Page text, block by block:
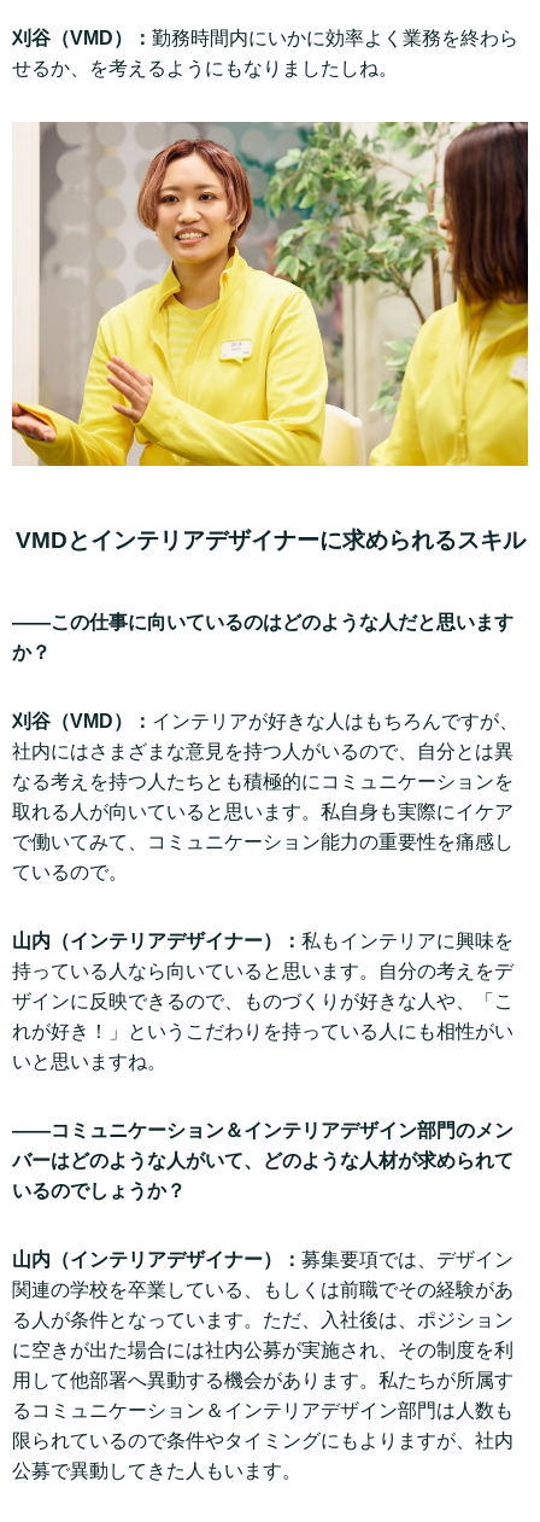
刈谷（VMD）： 勤務時間内にいかに効率よく業務を終わら
せるか、を考えるようにもなりましたしね。
VMDとインテリアデザイナーに求められるスキル
——この仕事に向いているのはどのような人だと思います
か？
刈谷（VMD）： インテリアが好きな人はもちろんですが、
社内にはさまざまな意見を持つ人がいるので、自分とは異
なる考えを持つ人たちとも積極的にコミュニケーションを
取れる人が向いていると思います。私自身も実際にイケア
で働いてみて、コミュニケーション能力の重要性を痛感し
ているので。
山内（インテリアデザイナー）： 私もインテリアに興味を
持っている人なら向いていると思います。自分の考えをデ
ザインに反映できるので、ものづくりが好きな人や、「こ
れが好き！」というこだわりを持っている人にも相性がい
いと思いますね。
——コミュニケーション＆インテリアデザイン部門のメン
バーはどのような人がいて、どのような人材が求められて
いるのでしょうか？
山内（インテリアデザイナー）： 募集要項では、デザイン
関連の学校を卒業している、もしくは前職でその経験があ
る人が条件となっています。ただ、入社後は、ポジション
に空きが出た場合には社内公募が実施され、その制度を利
用して他部署へ異動する機会があります。私たちが所属す
るコミュニケーション＆インテリアデザイン部門は人数も
限られているので条件やタイミングにもよりますが、社内
公募で異動してきた人もいます。